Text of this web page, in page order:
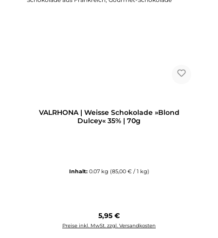
VALRHONA | Weisse Schokolade »Blond
Dulcey« 35% | 70g
Inhalt: 0.07 kg (85,00 € / 1 kg)
Regulärer Preis:
5,95 €
Preise inkl. MwSt. zzgl. Versandkosten